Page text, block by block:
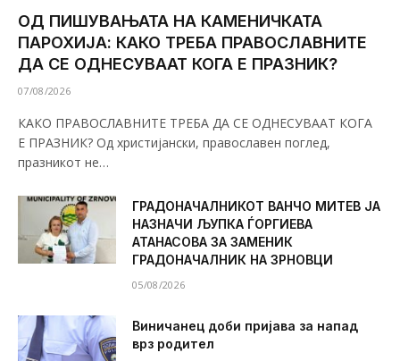
ОД ПИШУВАЊАТА НА КАМЕНИЧКАТА
ПАРОХИЈА: КАКО ТРЕБА ПРАВОСЛАВНИТЕ
ДА СЕ ОДНЕСУВААТ КОГА Е ПРАЗНИК?
07/08/2026
КАКО ПРАВОСЛАВНИТЕ ТРЕБА ДА СЕ ОДНЕСУВААТ КОГА
Е ПРАЗНИК? Од христијански, православен поглед,
празникот не…
ГРАДОНАЧАЛНИКОТ ВАНЧО МИТЕВ ЈА
НАЗНАЧИ ЉУПКА ЃОРГИЕВА
АТАНАСОВА ЗА ЗАМЕНИК
ГРАДОНАЧАЛНИК НА ЗРНОВЦИ
05/08/2026
Виничанец доби пријава за напад
врз родител